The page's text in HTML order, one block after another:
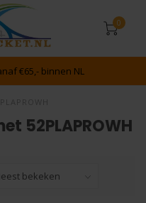
0
€65,- binnen NL
52PLAPROWH